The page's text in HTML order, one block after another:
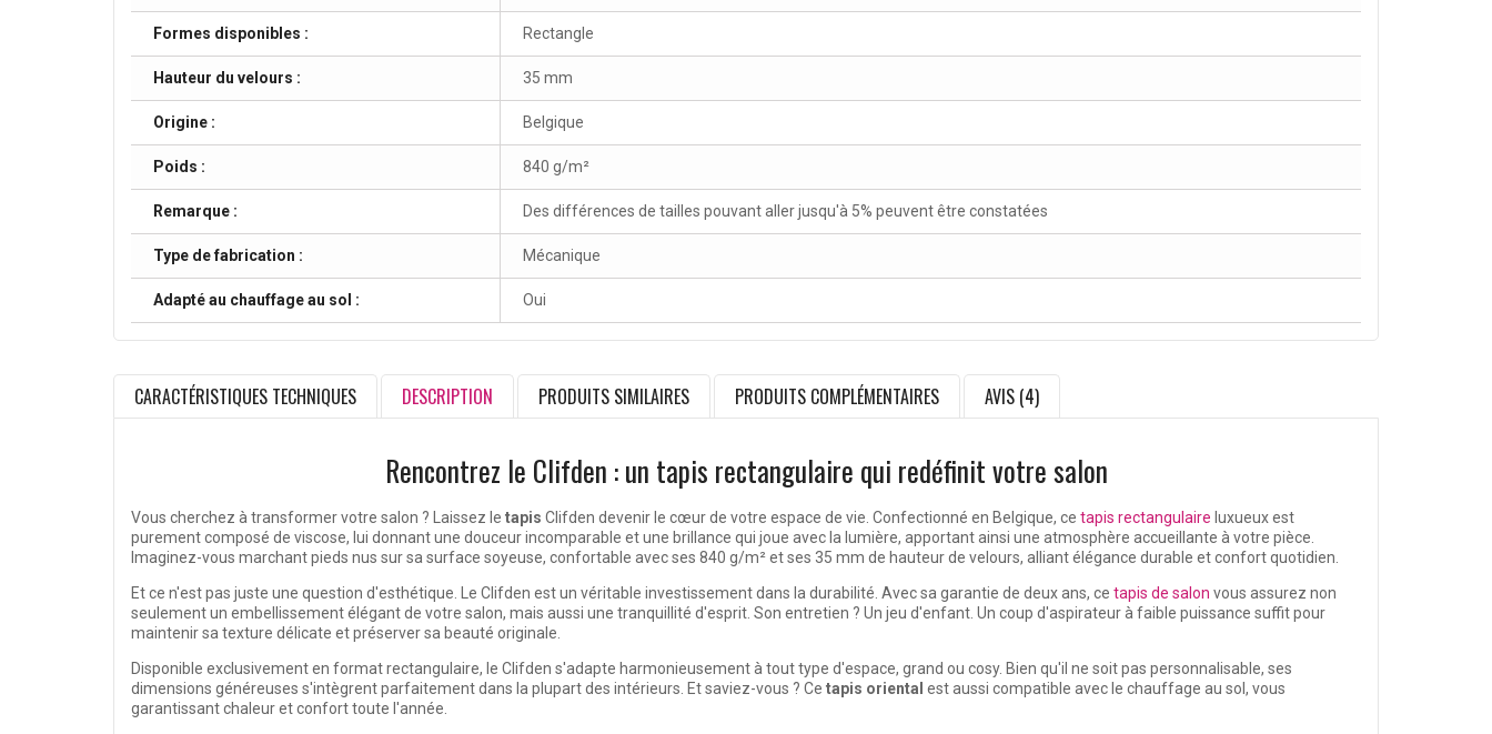
Formes disponibles : Rectangle
Hauteur du velours : 35 mm
Origine : Belgique
Poids : 840 g/m²
Remarque : Des différences de tailles pouvant aller jusqu'à 5% peuvent être constatées
Type de fabrication : Mécanique
Adapté au chauffage au sol : Oui
CARACTÉRISTIQUES TECHNIQUES DESCRIPTION PRODUITS SIMILAIRES PRODUITS COMPLÉMENTAIRES AVIS (4)
Rencontrez le Clifden : un tapis rectangulaire qui redéfinit votre salon
Vous cherchez à transformer votre salon ? Laissez le tapis Clifden devenir le cœur de votre espace de vie. Confectionné en Belgique, ce tapis rectangulaire luxueux est
purement composé de viscose, lui donnant une douceur incomparable et une brillance qui joue avec la lumière, apportant ainsi une atmosphère accueillante à votre pièce.
Imaginez-vous marchant pieds nus sur sa surface soyeuse, confortable avec ses 840 g/m² et ses 35 mm de hauteur de velours, alliant élégance durable et confort quotidien.
Et ce n'est pas juste une question d'esthétique. Le Clifden est un véritable investissement dans la durabilité. Avec sa garantie de deux ans, ce tapis de salon vous assurez non
seulement un embellissement élégant de votre salon, mais aussi une tranquillité d'esprit. Son entretien ? Un jeu d'enfant. Un coup d'aspirateur à faible puissance suffit pour
maintenir sa texture délicate et préserver sa beauté originale.
Disponible exclusivement en format rectangulaire, le Clifden s'adapte harmonieusement à tout type d'espace, grand ou cosy. Bien qu'il ne soit pas personnalisable, ses
dimensions généreuses s'intègrent parfaitement dans la plupart des intérieurs. Et saviez-vous ? Ce tapis oriental est aussi compatible avec le chauffage au sol, vous
garantissant chaleur et confort toute l'année.